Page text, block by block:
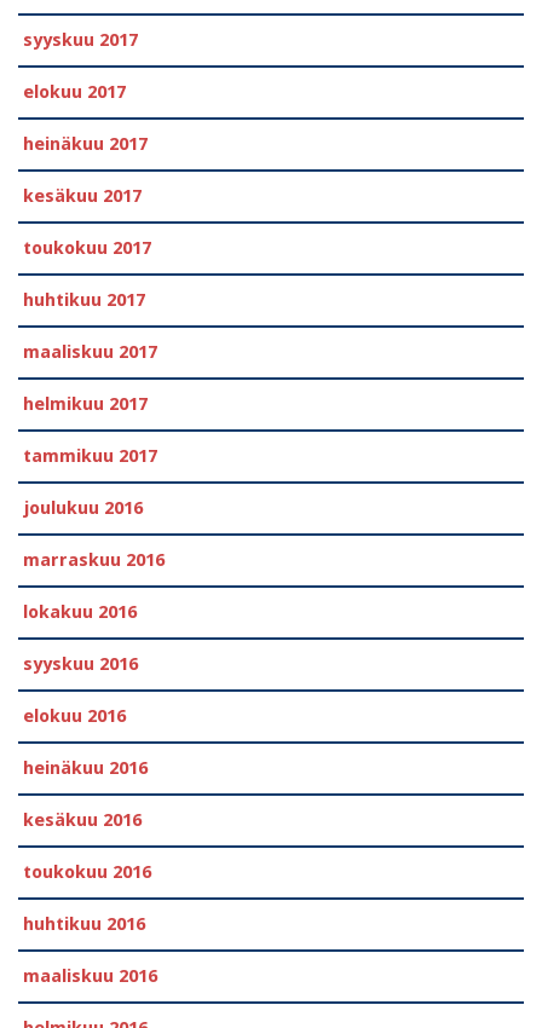
syyskuu 2017
elokuu 2017
heinäkuu 2017
kesäkuu 2017
toukokuu 2017
huhtikuu 2017
maaliskuu 2017
helmikuu 2017
tammikuu 2017
joulukuu 2016
marraskuu 2016
lokakuu 2016
syyskuu 2016
elokuu 2016
heinäkuu 2016
kesäkuu 2016
toukokuu 2016
huhtikuu 2016
maaliskuu 2016